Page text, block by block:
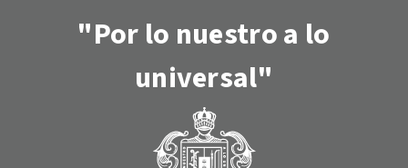
"Por lo nuestro a lo
universal"